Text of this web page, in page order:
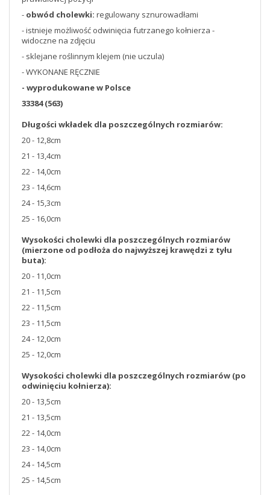
- obwód cholewki: regulowany sznurowadłami
- istnieje możliwość odwinięcia futrzanego kołnierza -
widoczne na zdjęciu
- sklejane roślinnym klejem (nie uczula)
- WYKONANE RĘCZNIE
- wyprodukowane w Polsce
33384 (563)
Długości wkładek dla poszczególnych rozmiarów:
20 - 12,8cm
21 - 13,4cm
22 - 14,0cm
23 - 14,6cm
24 - 15,3cm
25 - 16,0cm
Wysokości cholewki dla poszczególnych rozmiarów
(mierzone od podłoża do najwyższej krawędzi z tyłu
buta):
20 - 11,0cm
21 - 11,5cm
22 - 11,5cm
23 - 11,5cm
24 - 12,0cm
25 - 12,0cm
Wysokości cholewki dla poszczególnych rozmiarów (po
odwinięciu kołnierza):
20 - 13,5cm
21 - 13,5cm
22 - 14,0cm
23 - 14,0cm
24 - 14,5cm
25 - 14,5cm